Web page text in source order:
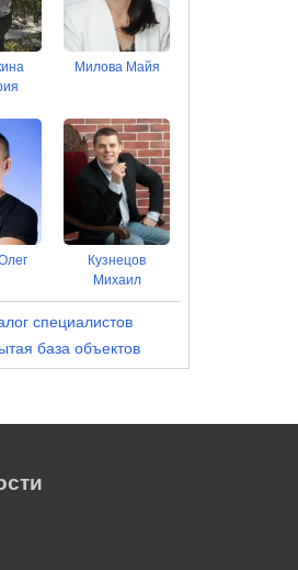
Милова Майя
Кузнецов
Михаил
специалистов
база объектов